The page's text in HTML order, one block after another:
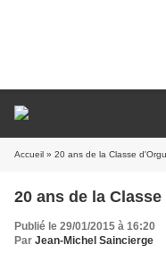
Accueil » 20 ans de la Classe
20 ans de la
Publié le 29/01/2015 à 16:20
Par Jean-Michel Saincierge